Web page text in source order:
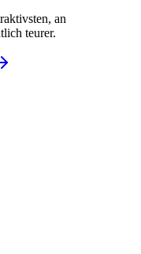
an
teurer.